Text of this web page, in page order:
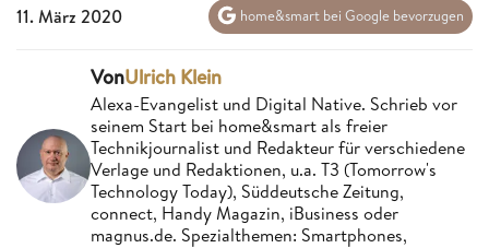
11. März 2020 home&smart bei Google bevorzugen
VonUlrich Klein
Alexa-Evangelist und Digital Native. Schrieb vor
seinem Start bei home&smart als freier
Technikjournalist und Redakteur für verschiedene
Verlage und Redaktionen, u.a. T3 (Tomorrow's
Technology Today), Süddeutsche Zeitung,
connect, Handy Magazin, iBusiness oder
magnus.de. Spezialthemen: Smartphones,